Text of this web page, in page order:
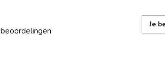
beoordelingen
Je